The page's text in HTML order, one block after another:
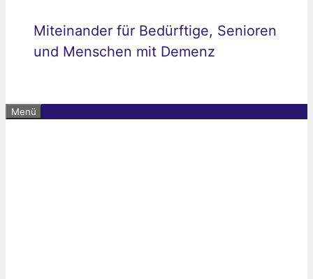
Miteinander für Bedürftige, Senioren
und Menschen mit Demenz
Menü